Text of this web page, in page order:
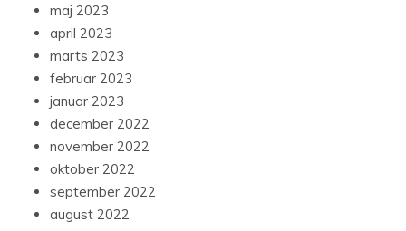
maj 2023
april 2023
marts 2023
februar 2023
januar 2023
december 2022
november 2022
oktober 2022
september 2022
august 2022